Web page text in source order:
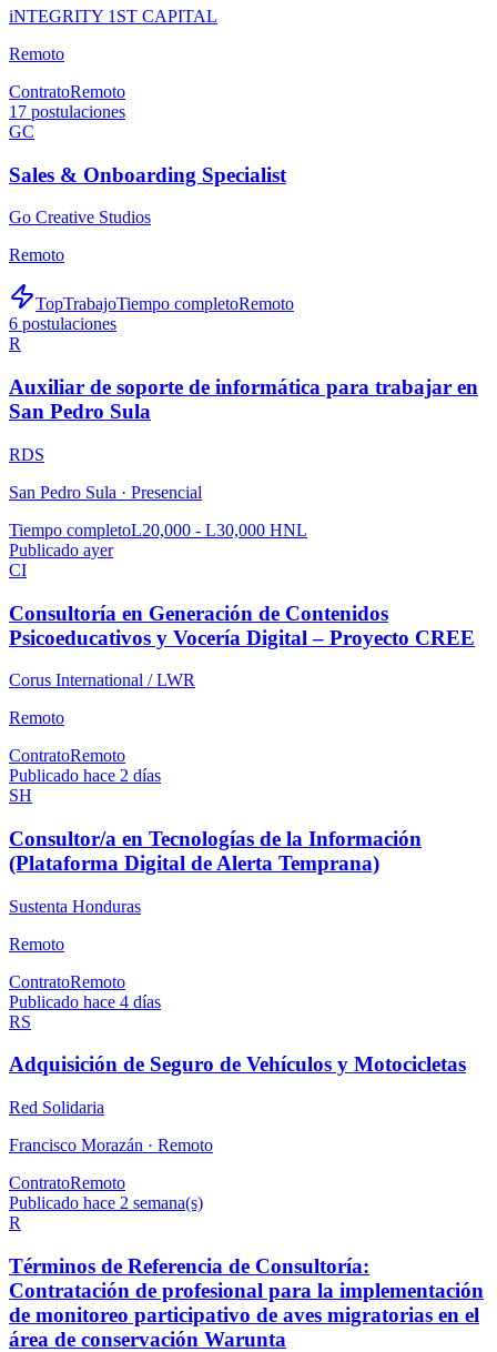
iNTEGRITY 1ST CAPITAL
Remoto
ContratoRemoto
17 postulaciones
GC
Sales & Onboarding Specialist
Go Creative Studios
Remoto
TopTrabajoTiempo completoRemoto
6 postulaciones
R
Auxiliar de soporte de informática para trabajar en
San Pedro Sula
RDS
San Pedro Sula · Presencial
Tiempo completoL20,000 - L30,000 HNL
Publicado ayer
CI
Consultoría en Generación de Contenidos
Psicoeducativos y Vocería Digital – Proyecto CREE
Corus International / LWR
Remoto
ContratoRemoto
Publicado hace 2 días
SH
Consultor/a en Tecnologías de la Información
(Plataforma Digital de Alerta Temprana)
Sustenta Honduras
Remoto
ContratoRemoto
Publicado hace 4 días
RS
Adquisición de Seguro de Vehículos y Motocicletas
Red Solidaria
Francisco Morazán · Remoto
ContratoRemoto
Publicado hace 2 semana(s)
R
Términos de Referencia de Consultoría:
Contratación de profesional para la implementación
de monitoreo participativo de aves migratorias en el
área de conservación Warunta